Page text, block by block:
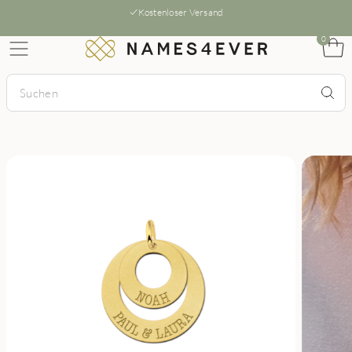
Kostenloser Versand
0